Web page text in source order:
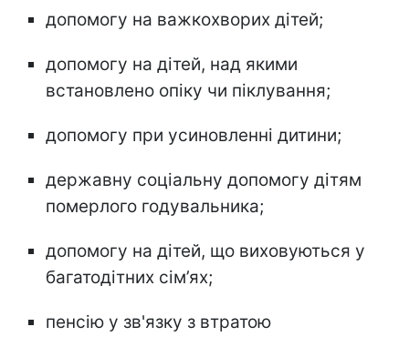
допомогу на важкохворих дітей;
допомогу на дітей, над якими
встановлено опіку чи піклування;
допомогу при усиновленні дитини;
державну соціальну допомогу дітям
померлого годувальника;
допомогу на дітей, що виховуються у
багатодітних сім’ях;
пенсію у зв'язку з втратою